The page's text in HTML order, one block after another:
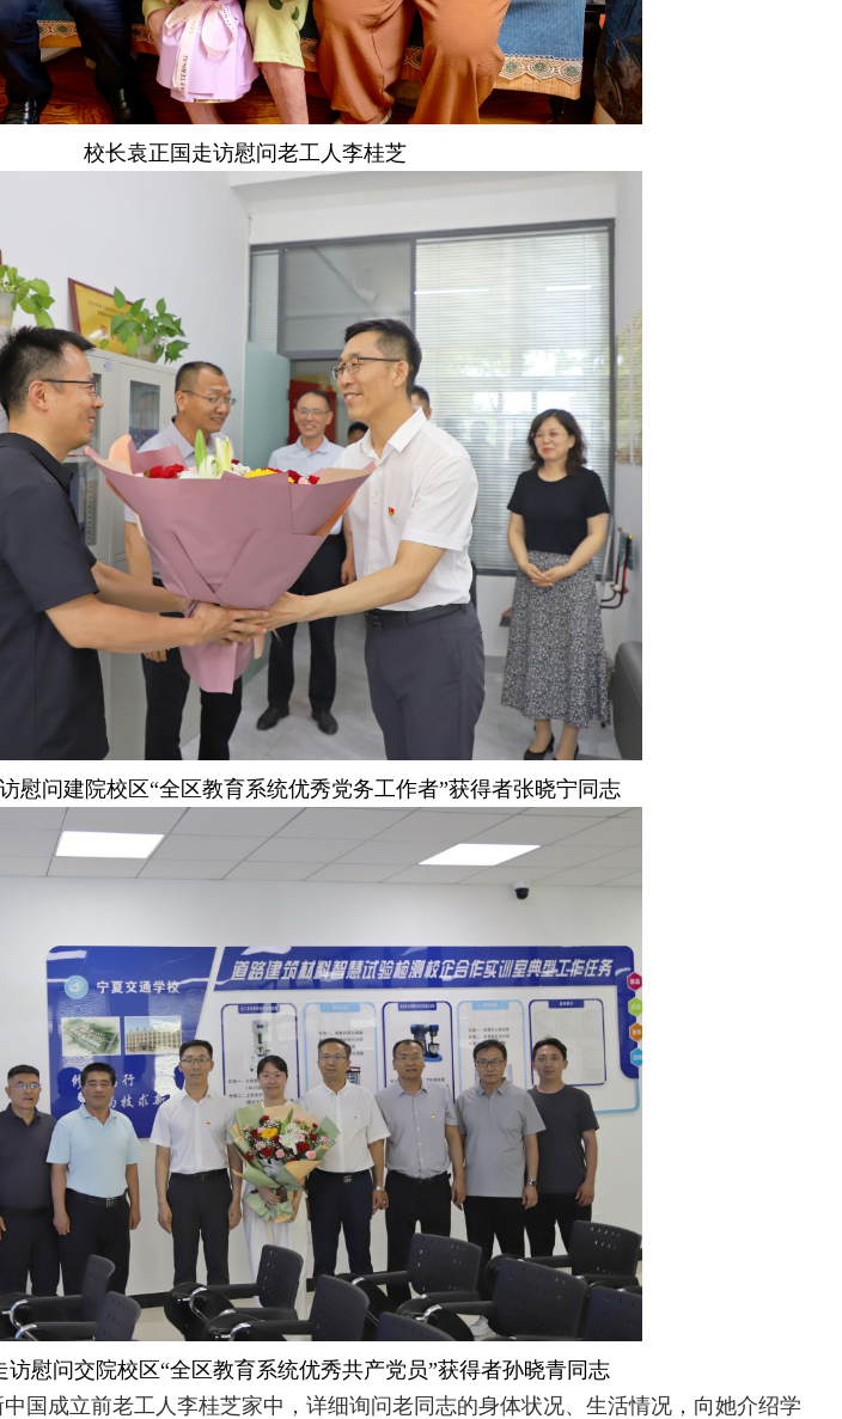
校长袁正国走访慰问老工人李桂芝
慰问建院校区“全区教育系统优秀党务工作者”获得者张晓宁同志
访慰问交院校区“全区教育系统优秀共产党员”获得者孙晓青同志
国成立前老工人李桂芝家中，详细询问老同志的身体状况、生活情况，向她介绍学